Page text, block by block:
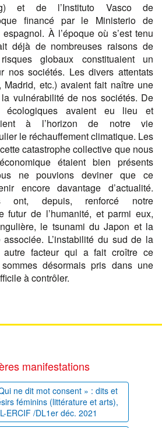
et de l’Instituto Vasco de
financé par le Ministerio de
À l’époque où s’est tenu
déjà de nombreuses raisons de
globaux constituaient un
nos sociétés. Les divers attentats
Madrid, etc.) avaient fait naître une
vulnérabilité de nos sociétés. De
écologiques avaient eu lieu et
à l’horizon de notre vie
le réchauffement climatique. Les
catastrophe collective que nous
étaient bien présents
ne pouvions deviner que ce
encore davantage d’actualité.
ont, depuis, renforcé notre
futur de l’humanité, et parmi eux,
le tsunami du Japon et la
L’instabilité du sud de la
autre facteur qui a fait croître ce
désormais pris dans une
à contrôler.
manifestations
ne dit mot consent » : dits et
féminins (littérature et arts),
ERCIF /DL1er déc. 2021